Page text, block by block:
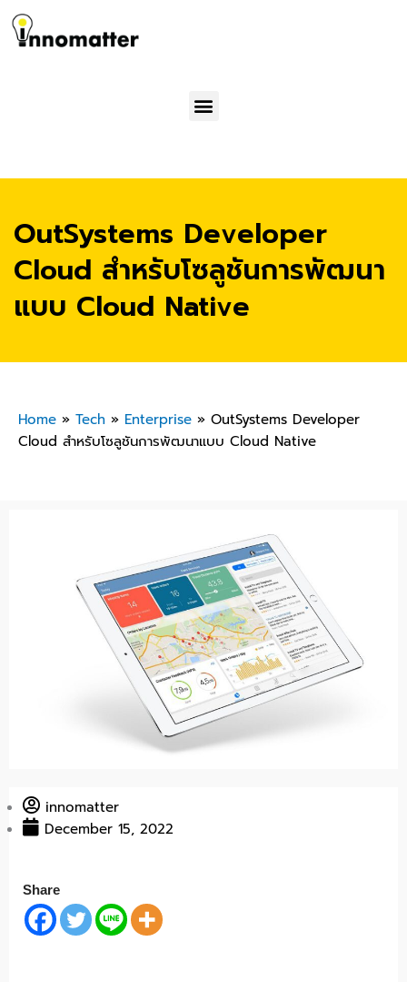
Menu
OutSystems Developer
Cloud สำหรับโซลูชันการพัฒนา
แบบ Cloud Native
Home » Tech » Enterprise » OutSystems Developer
Cloud สำหรับโซลูชันการพัฒนาแบบ Cloud Native
innomatter
December 15, 2022
Share